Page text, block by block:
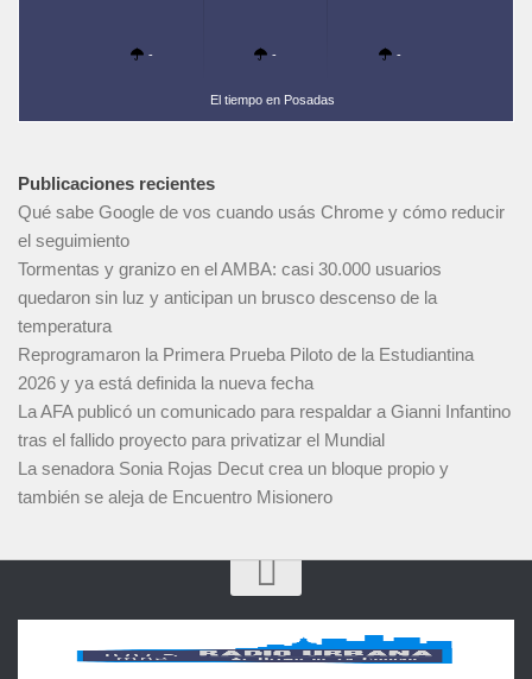
- - -
El tiempo en Posadas
Publicaciones recientes
Qué sabe Google de vos cuando usás Chrome y cómo reducir
el seguimiento
Tormentas y granizo en el AMBA: casi 30.000 usuarios
quedaron sin luz y anticipan un brusco descenso de la
temperatura
Reprogramaron la Primera Prueba Piloto de la Estudiantina
2026 y ya está definida la nueva fecha
La AFA publicó un comunicado para respaldar a Gianni Infantino
tras el fallido proyecto para privatizar el Mundial
La senadora Sonia Rojas Decut crea un bloque propio y
también se aleja de Encuentro Misionero